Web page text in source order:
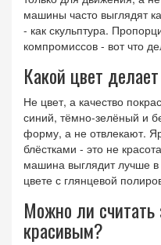
машины часто выглядят
- как скульптура.
компромиссов - вот что
Какой цвет
Не цвет, а качество
синий, тёмно-зелёный и
форму, а не отвлекают.
блёстками - это не
машина выглядит лучше
цвете с глянцевой
Можно ли считать
красивым?